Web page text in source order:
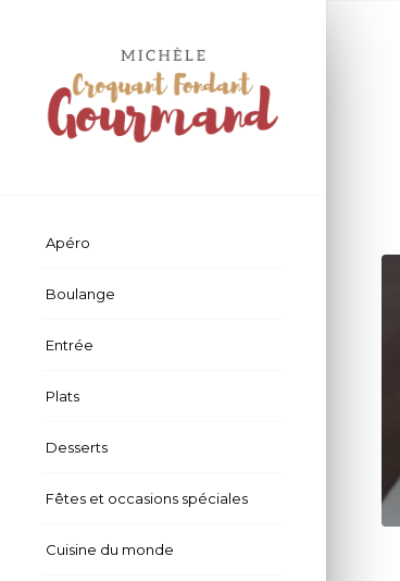
Apéro
Boulange
Entrée
Plats
Desserts
Fêtes et occasions spéciales
Cuisine du monde